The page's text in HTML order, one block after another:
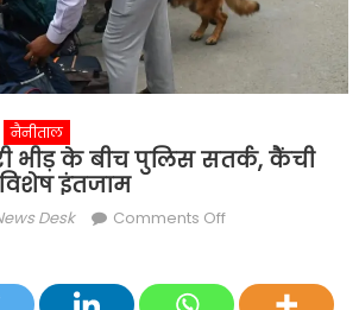
नैनीताल
भीड़ के बीच पुलिस सतर्क, कैंची
इंतजाम
Desk Comments Offon
भारी